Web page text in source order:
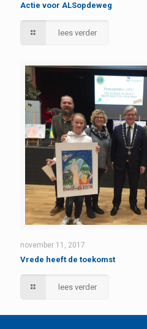
Actie voor ALSopdeweg
lees verder
november 11, 2017
Vrede heeft de toekomst
lees verder